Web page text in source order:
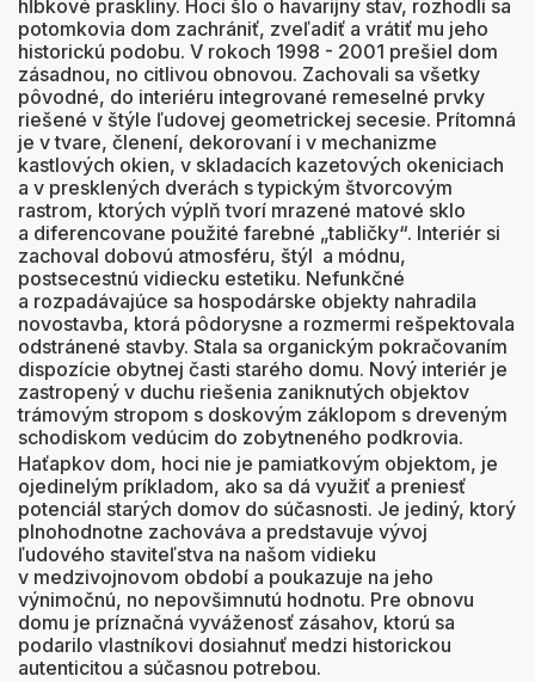
hĺbkové praskliny. Hoci šlo o havarijný stav, rozhodli sa
potomkovia dom zachrániť, zveľadiť a vrátiť mu jeho
historickú podobu. V rokoch 1998 - 2001 prešiel dom
zásadnou, no citlivou obnovou. Zachovali sa všetky
pôvodné, do interiéru integrované remeselné prvky
riešené v štýle ľudovej geometrickej secesie. Prítomná
je v tvare, členení, dekorovaní i v mechanizme
kastlových okien, v skladacích kazetových okeniciach
a v presklených dverách s typickým štvorcovým
rastrom, ktorých výplň tvorí mrazené matové sklo
a diferencovane použité farebné „tabličky“. Interiér si
zachoval dobovú atmosféru, štýl a módnu,
postsecestnú vidiecku estetiku. Nefunkčné
a rozpadávajúce sa hospodárske objekty nahradila
novostavba, ktorá pôdorysne a rozmermi rešpektovala
odstránené stavby. Stala sa organickým pokračovaním
dispozície obytnej časti starého domu. Nový interiér je
zastropený v duchu riešenia zaniknutých objektov
trámovým stropom s doskovým záklopom s dreveným
schodiskom vedúcim do zobytneného podkrovia.
Haťapkov dom, hoci nie je pamiatkovým objektom, je
ojedinelým príkladom, ako sa dá využiť a preniesť
potenciál starých domov do súčasnosti. Je jediný, ktorý
plnohodnotne zachováva a predstavuje vývoj
ľudového staviteľstva na našom vidieku
v medzivojnovom období a poukazuje na jeho
výnimočnú, no nepovšimnutú hodnotu. Pre obnovu
domu je príznačná vyváženosť zásahov, ktorú sa
podarilo vlastníkovi dosiahnuť medzi historickou
autenticitou a súčasnou potrebou.